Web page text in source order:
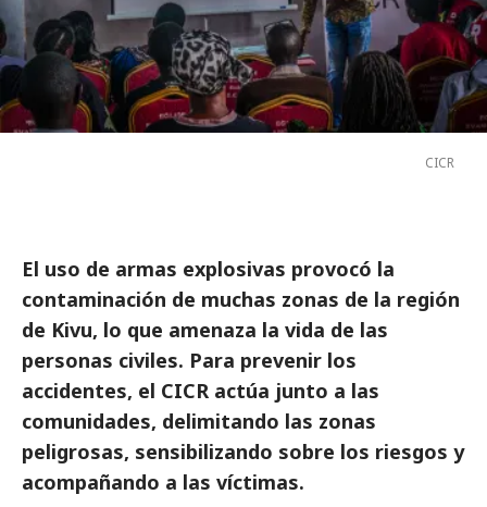
CICR
El uso de armas explosivas provocó la
contaminación de muchas zonas de la región
de Kivu, lo que amenaza la vida de las
personas civiles. Para prevenir los
accidentes, el CICR actúa junto a las
comunidades, delimitando las zonas
peligrosas, sensibilizando sobre los riesgos y
acompañando a las víctimas.